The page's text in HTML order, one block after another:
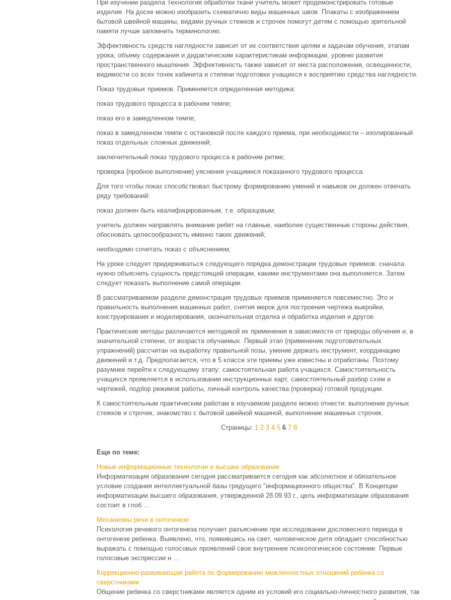
При изучении раздела Технология обработки ткани учитель может продемонстрировать готовые
изделия. На доске можно изобразить схематично виды машинных швов. Плакаты с изображением
бытовой швейной машины, видами ручных стежков и строчек помогут детям с помощью зрительной
памяти лучше запомнить терминологию.
Эффективность средств наглядности зависит от их соответствия целям и задачам обучения, этапам
урока, объему содержания и дидактическим характеристикам информации, уровню развития
пространственного мышления. Эффективность также зависит от места расположения, освещенности,
видимости со всех точек кабинета и степени подготовки учащихся к восприятию средства наглядности.
Показ трудовых приемов. Применяется определенная методика:
показ трудового процесса в рабочем темпе;
показ его в замедленном темпе;
показ в замедленном темпе с остановкой после каждого приема, при необходимости – изолированный
показ отдельных сложных движений;
заключительный показ трудового процесса в рабочем ритме;
проверка (пробное выполнение) уяснения учащимися показанного трудового процесса.
Для того чтобы показ способствовал быстрому формированию умений и навыков он должен отвечать
ряду требований:
показ должен быть квалифицированным, т.е. образцовым;
учитель должен направлять внимание ребят на главные, наиболее существенные стороны действия,
обосновать целесообразность именно таких движений;
необходимо сочетать показ с объяснением;
На уроке следует придерживаться следующего порядка демонстрации трудовых приемов: сначала
нужно объяснить сущность предстоящей операции, какими инструментами она выполняется. Затем
следует показать выполнение самой операции.
В рассматриваемом разделе демонстрация трудовых приемов применяется повсеместно. Это и
правильность выполнения машинных работ, снятия мерок для построения чертежа выкройки,
конструирования и моделирования, окончательная отделка и обработка изделия и другое.
Практические методы различаются методикой их применения в зависимости от природы обучения и, в
значительной степени, от возраста обучаемых. Первый этап (применение подготовительных
упражнений) рассчитан на выработку правильной позы, умение держать инструмент, координацию
движений и т.д. Предполагается, что в 5 классе эти приемы уже известны и отработаны. Поэтому
разумнее перейти к следующему этапу: самостоятельная работа учащихся. Самостоятельность
учащихся проявляется в использовании инструкционных карт, самостоятельный разбор схем и
чертежей, подбор режимов работы, личный контроль качества (проверка) готовой продукции.
К самостоятельным практическим работам в изучаемом разделе можно отнести: выполнение ручных
стежков и строчек, знакомство с бытовой швейной машиной, выполнение машинных строчек.
Страницы: 1 2 3 4 5 6 7 8
Еще по теме:
Новые информационные технологии и высшее образование
Информатизация образования сегодня рассматривается сегодня как абсо­лютное и обязательное
условие создания интеллектуальной базы грядущего "информационного общества". В Концепции
информатизации высшего обра­зования, утвержденной 28.09.93 г., цель информатизации образования
состо­ит в глоб ...
Механизмы речи в онтогенезе
Психология речевого онтогенеза получает разъяснение при исследовании дословесного периода в
онтогенезе ребенка. Выявлено, что, появившись на свет, человеческое дитя обладает способностью
выражать с помощью голосовых проявлений свое внутреннее психологическое состояние. Первые
голосовые экспрессии н ...
Коррекционно-развивающая работа по формированию межличностных отношений ребенка со
сверстниками
Общение ребенка со сверстниками является одним из условий его социально-личностного развития, так